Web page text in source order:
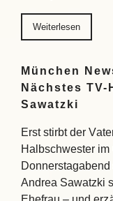
Weiterlesen
München
Nächstes
Sawatzki
Erst stirbt der
Halbschwester
Andrea Sawatzki